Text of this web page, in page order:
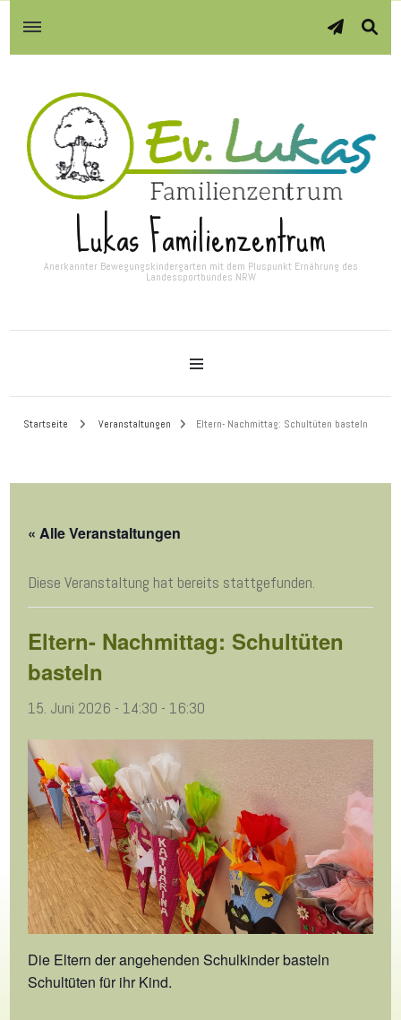
Lukas Familienzentrum
Anerkannter Bewegungskindergarten mit dem Pluspunkt Ernährung des
Landessportbundes NRW
Startseite Veranstaltungen Eltern- Nachmittag: Schultüten basteln
« Alle Veranstaltungen
Diese Veranstaltung hat bereits stattgefunden.
Eltern- Nachmittag: Schultüten
basteln
15. Juni 2026 - 14:30 - 16:30
Die Eltern der angehenden Schulkinder basteln
Schultüten für ihr Kind.